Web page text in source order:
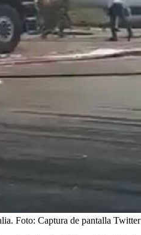
Foto: Captura de pantalla Twitter